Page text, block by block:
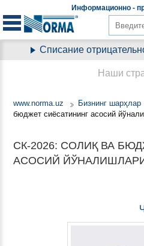
Информационно -
Списание
www.norma.uz Бизнинг шарҳлар
бюджет сиёсатининг асосий
СК-2026: СОЛИҚ ВА
АСОСИЙ
Наши